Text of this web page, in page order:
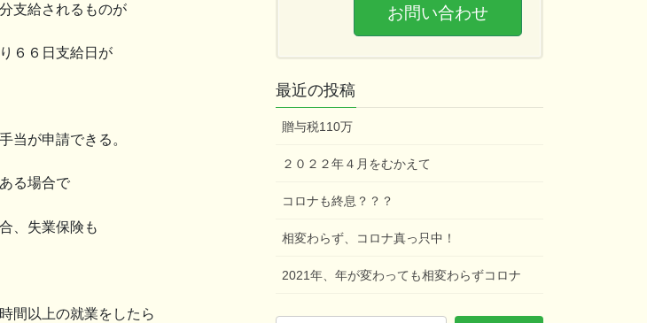
支給されるものが
６６日支給日が
が申請できる。
る場合で
、失業保険も
間以上の就業をしたら
お問い合わせ
最近の投稿
贈与税110万
２０２２年４月をむかえて
コロナも終息？？？
相変わらず、コロナ真っ只中！
2021年、年が変わっても相変わらずコロナ